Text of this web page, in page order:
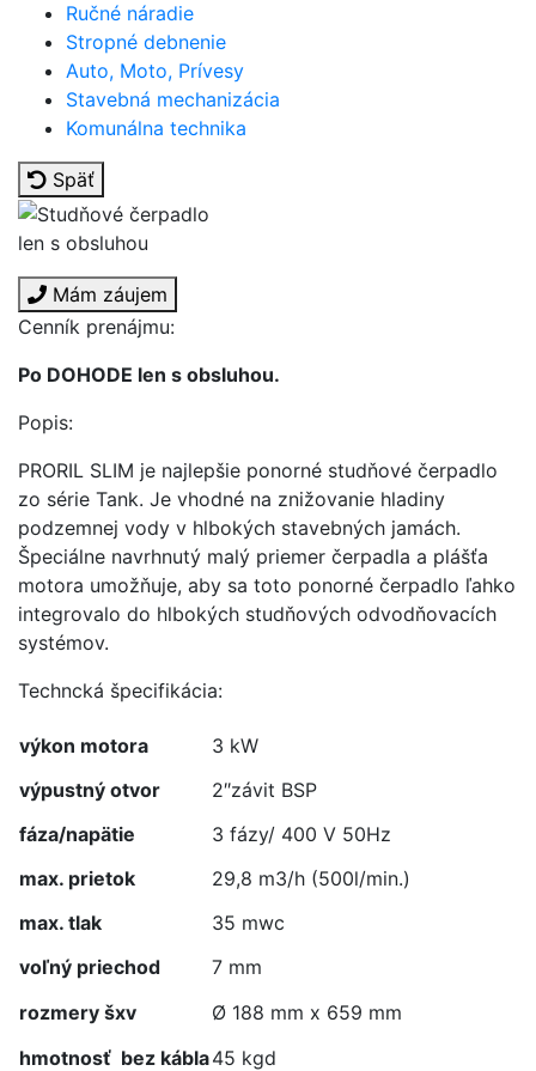
Ručné náradie
Stropné debnenie
Auto, Moto, Prívesy
Stavebná mechanizácia
Komunálna technika
Späť
len s obsluhou
Mám záujem
Cenník prenájmu:
Po DOHODE len s obsluhou.
Popis:
PRORIL SLIM je najlepšie ponorné studňové čerpadlo
zo série Tank. Je vhodné na znižovanie hladiny
podzemnej vody v hlbokých stavebných jamách.
Špeciálne navrhnutý malý priemer čerpadla a plášťa
motora umožňuje, aby sa toto ponorné čerpadlo ľahko
integrovalo do hlbokých studňových odvodňovacích
systémov.
Techncká špecifikácia:
výkon motora
3 kW
výpustný otvor
2″závit BSP
fáza/napätie
3 fázy/ 400 V 50Hz
max. prietok
29,8 m3/h (500l/min.)
max. tlak
35 mwc
voľný priechod
7 mm
rozmery šxv
Ø 188 mm x 659 mm
hmotnosť bez kábla45 kgd